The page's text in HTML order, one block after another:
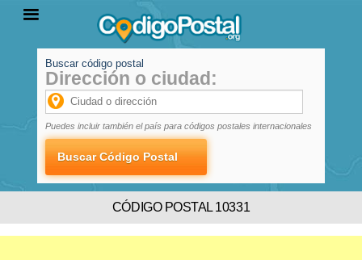
PROVINCIAS
LOCALIDADES
Buscar código postal
Dirección o ciudad:
Puedes incluir también el país para códigos postales internacionales
CÓDIGO POSTAL 10331